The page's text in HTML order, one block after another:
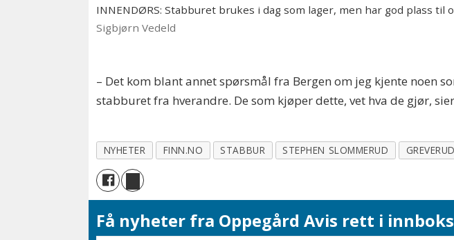
INNENDØRS: Stabburet brukes i dag som lager, men har god plass til
Sigbjørn Vedeld
– Det kom blant annet spørsmål fra Bergen om jeg kjente noen
stabburet fra hverandre. De som kjøper dette, vet hva de gjør,
NYHETER FINN.NO STABBUR STEPHEN SLOMMERUD GREVERUD
Få nyheter fra Oppegård Avis rett i